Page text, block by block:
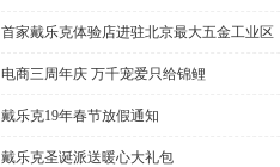
首家戴乐克体验店进驻北京最大五金工业区
电商三周年庆 万千宠爱只给锦鲤
戴乐克19年春节放假通知
戴乐克圣诞派送暖心大礼包